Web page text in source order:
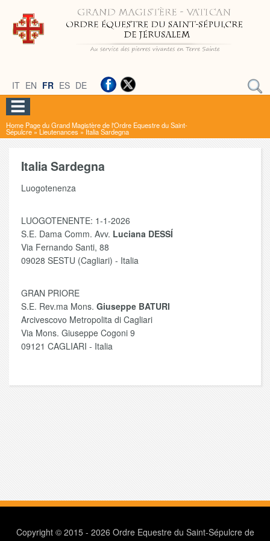
IT EN FR ES DE
Home Page du Grand Magistère de l'Ordre Equestre du Saint-
Sépulcre» Lieutenances »Italia Sardegna
Italia Sardegna
Luogotenenza
LUOGOTENENTE: 1-1-2026
S.E. Dama Comm. Avv. Luciana DESSÍ
Via Fernando Santi, 88
09028 SESTU (Cagliari) - Italia
GRAN PRIORE
S.E. Rev.ma Mons. Giuseppe BATURI
Arcivescovo Metropolita di Cagliari
Via Mons. Giuseppe Cogoni 9
09121 CAGLIARI - Italia
Copyright © 2015 - 2026 Ordre Equestre du Saint-Sépulcre de